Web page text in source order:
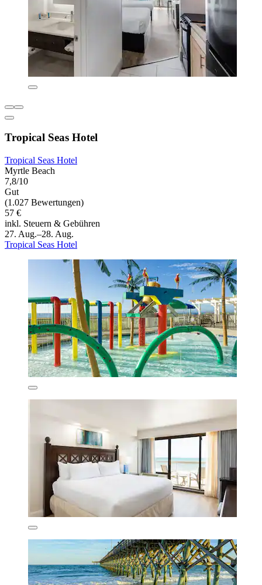
Tropical Seas Hotel
Tropical Seas Hotel
Myrtle Beach
7,8/10
Gut
(1.027 Bewertungen)
57 €
inkl. Steuern & Gebühren
27. Aug.–28. Aug.
Tropical Seas Hotel